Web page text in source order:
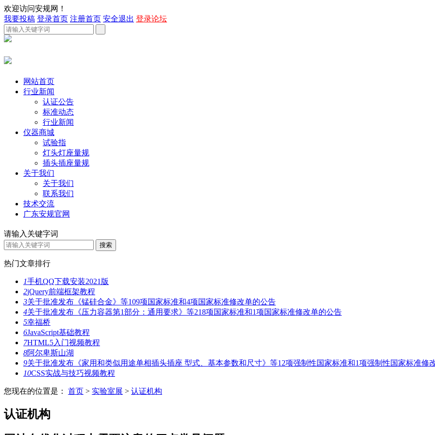
欢迎访问安规网！
我要投稿 登录首页 注册首页 安全退出 登录论坛
网站首页
行业新闻
认证公告
标准动态
行业新闻
仪器商城
试验指
灯头灯座量规
插头插座量规
关于我们
关于我们
联系我们
技术交流
广东安规官网
请输入关键字词
热门文章排行
1手机QQ下载安装2021版
2jQuery前端框架教程
3关于批准发布《锰硅合金》等109项国家标准和4项国家标准修改单的公告
4关于批准发布《压力容器第1部分：通用要求》等218项国家标准和1项国家标准修改单的公告
5幸福桥
6JavaScript基础教程
7HTML5入门视频教程
8阿尔卑斯山湖
9关于批准发布《家用和类似用途单相插头插座 型式、基本参数和尺寸》等12项强制性国家标准和1项强制性国家标准修
10CSS实战与技巧视频教程
您现在的位置是： 首页 > 实验室展 > 认证机构
认证机构